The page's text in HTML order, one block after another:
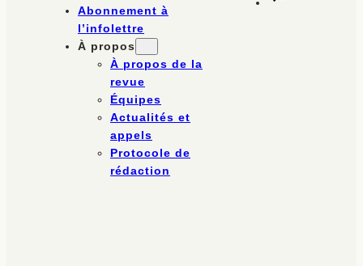
Abonnement à
l’infolettre
À propos
À propos de la
revue
Équipes
Actualités et
appels
Protocole de
rédaction